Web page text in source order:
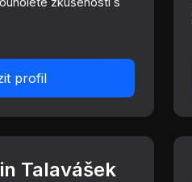
profil
Talavášek